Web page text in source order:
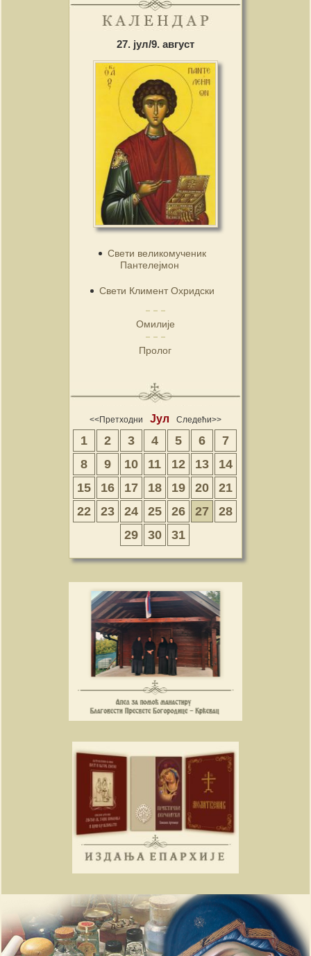
27. јул/9. август
Свети великомученик
Пантелејмон
Свети Климент Охридски
Омилије
Пролог
<<Претходни Јул Следећи>>
1 2 3 4 5 6
7
8
9 10 11 12 13
14
15
16 17 18 19 20
21
22
23 24 25 26 27
28
29
30 31